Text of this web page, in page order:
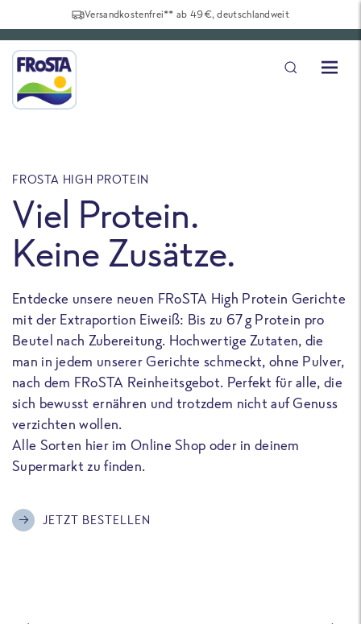
Versandkostenfrei** ab 49€, deutschlandweit
FROSTA HIGH PROTEIN
Viel Protein.
Keine Zusätze.
Entdecke unsere neuen FRoSTA High Protein Gerichte
mit der Extraportion Eiweiß: Bis zu 67 g Protein pro
Beutel nach Zubereitung. Hochwertige Zutaten, die
man in jedem unserer Gerichte schmeckt, ohne Pulver,
nach dem FRoSTA Reinheitsgebot. Perfekt für alle, die
sich bewusst ernähren und trotzdem nicht auf Genuss
verzichten wollen.
Alle Sorten hier im Online Shop oder in deinem
Supermarkt zu finden.
JETZT BESTELLEN